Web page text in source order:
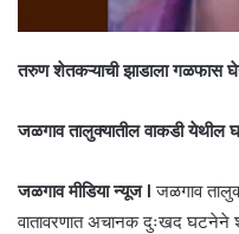
तरुण शेतकऱ्याची झाडाला गळफास
जळगाव तालुक्यातील वाकडी येथील
जळगाव मीडिया न्यूज lजळगाव
वातावरणात अचानक दुःखद घटनेने